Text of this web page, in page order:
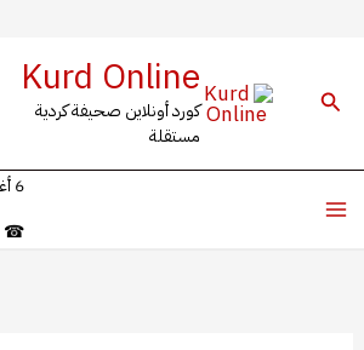
البحث Kurd Online
كورد أونلاين صحيفة كردية
مستقلة
6 أغسطس، 2026 9:38 صباحًا
☎